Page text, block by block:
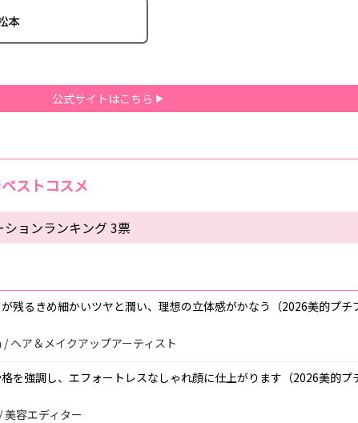
公式サイトはこちら
ストコスメ
ションランキング 3票
残るきめ細かいツヤと潤い、理想の立体感がかなう（2026美的プチ
ア＆メイクアップアーティスト
を強調し、エフォートレスなしゃれ顔に仕上がります（2026美的プ
美容エディター